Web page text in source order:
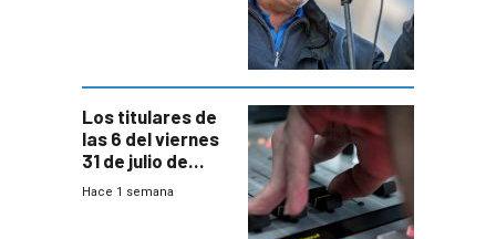
Los titulares de
las 6 del viernes
31 de julio de
2026
Hace 1 semana